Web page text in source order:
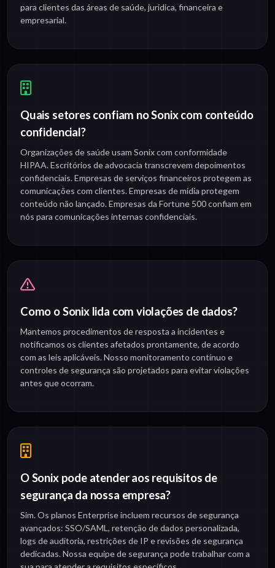
para clientes das áreas de saúde, jurídica, financeira e
empresarial.
Quais setores confiam no Sonix com conteúdo
confidencial?
Organizações de saúde usam Sonix com conformidade
HIPAA. Escritórios de advocacia transcrevem depoimentos
confidenciais. Empresas de serviços financeiros protegem as
comunicações com clientes. Empresas de mídia protegem
conteúdo não lançado. Empresas da Fortune 500 confiam em
nós para comunicações internas confidenciais.
Como o Sonix lida com violações de dados?
Mantemos procedimentos de resposta a incidentes e
notificamos os clientes afetados prontamente, de acordo
com as leis aplicáveis. Nosso monitoramento contínuo e
controles de segurança são projetados para evitar violações
antes que ocorram.
O Sonix pode atender aos requisitos de
segurança da nossa empresa?
Sim. Os planos Enterprise incluem recursos de segurança
avançados: SSO/SAML, retenção de dados personalizada,
logs de auditoria, restrições de IP e revisões de segurança
dedicadas. Nossa equipe de segurança pode trabalhar com a